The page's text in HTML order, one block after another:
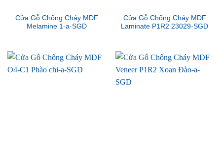
Cửa Gỗ Chống Cháy MDF
Melamine 1-a-SGD
Cửa Gỗ Chống Cháy MDF
Laminate P1R2 23029-SGD